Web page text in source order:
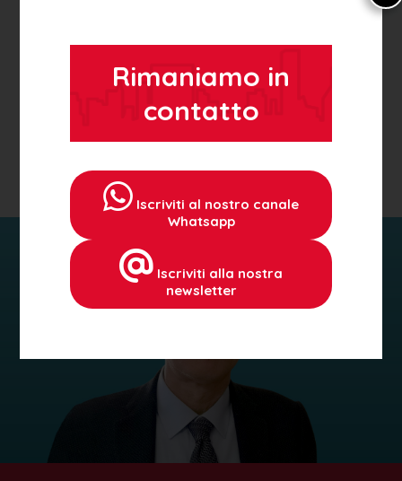
22 aprile 2026
VEDI TUTTO
Rimaniamo in
contatto
Iscriviti al nostro canale
Whatsapp
Iscriviti alla nostra
newsletter